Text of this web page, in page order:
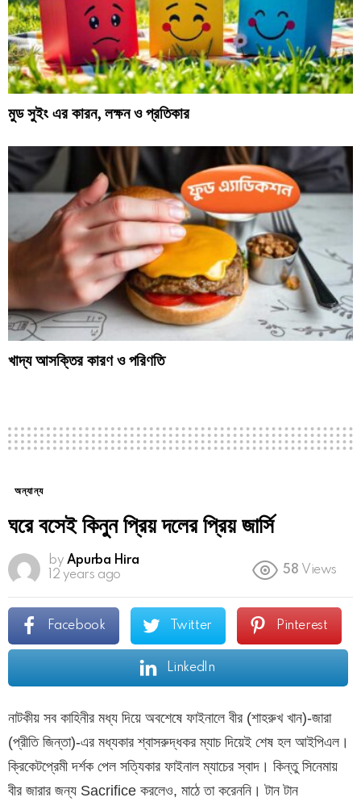
মুড সুইং এর কারন, লক্ষন ও প্রতিকার
খাদ্য আসক্তির কারণ ও পরিণতি
অন্যান্য
ঘরে বসেই কিনুন প্রিয় দলের প্রিয় জার্সি
by Apurba Hira
12 years ago
58 Views
Facebook Twitter Pinterest
LinkedIn
নাটকীয় সব কাহিনীর মধ্য দিয়ে অবশেষে ফাইনালে বীর (শাহরুখ খান)-জারা
(প্রীতি জিন্তা)-এর মধ্যকার শ্বাসরুদ্ধকর ম্যাচ দিয়েই শেষ হল আইপিএল।
ক্রিকেটপ্রেমী দর্শক পেল সত্যিকার ফাইনাল ম্যাচের স্বাদ। কিন্তু সিনেমায়
বীর জারার জন্য Sacrifice করলেও, মাঠে তা করেননি। টান টান